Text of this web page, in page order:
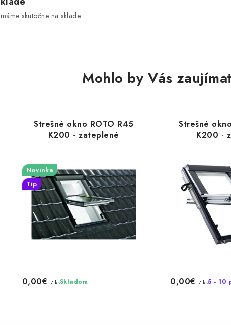
skutočne na sklade
Mohlo by Vás
Strešné okno ROTO R45
K200 - zateplené
Novinka
Tip
0,00€ / ksSkladom
Strešné
K200 -
0,00€ / ks5 - 10